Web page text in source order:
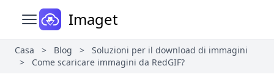
Apri il menu principale
Imaget
Casa > Blog >
Soluzioni per il download di immagini
>
Come scaricare immagini da RedGIF?